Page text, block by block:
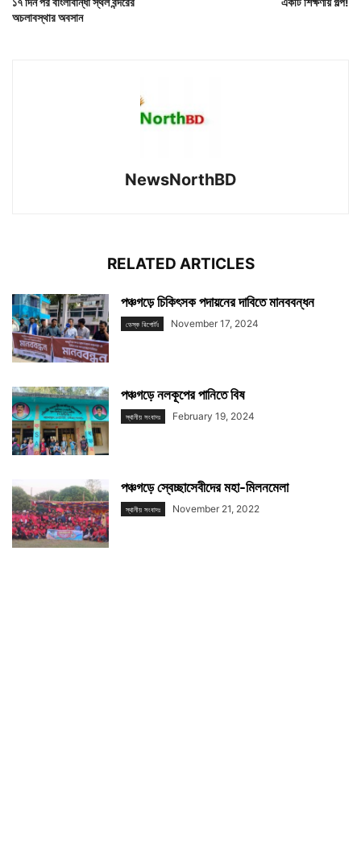
অচলাবস্থার অবসান
NewsNorthBD
RELATED ARTICLES
পঞ্চগড়ে চিকিৎসক পদায়নের দাবিতে মানববন্ধন
ডেস্ক রিপোর্টঃ November 17, 2024
পঞ্চগড়ে নলকূপের পানিতে বিষ
স্থানীয় সংবাদঃ February 19, 2024
পঞ্চগড়ে স্বেচ্ছাসেবীদের মহা-মিলনমেলা
স্থানীয় সংবাদঃ November 21, 2022